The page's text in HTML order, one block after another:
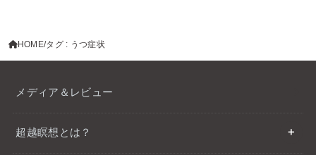
HOME タグ : うつ症状
メディア＆レビュー
超越瞑想とは？